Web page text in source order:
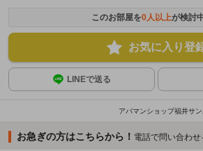
このお部屋を0人以上が検討
お気に入り登
LINEで送る
アパマンショップ福井サ
お急ぎの方はこちらから！ 電話で問い合わせ